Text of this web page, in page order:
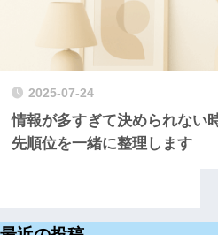
2025-07-24
情報が多すぎて決められない
先順位を一緒に整理します